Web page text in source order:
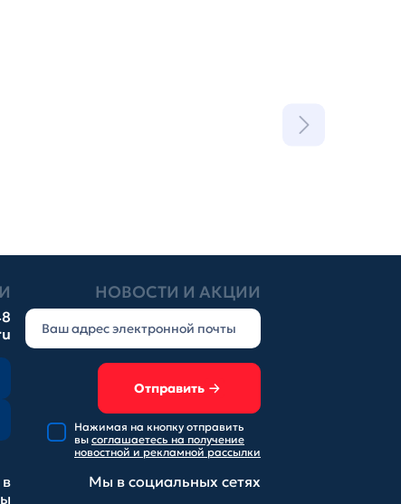
НОВОСТИ И АКЦИИ
Отправить
Нажимая на кнопку отправить
вы соглашаетесь на получение
новостной и рекламной рассылки
Мы в социальных сетях